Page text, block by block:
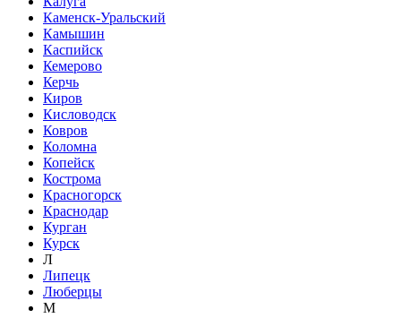
Каменск-Уральский
Камышин
Каспийск
Кемерово
Керчь
Киров
Кисловодск
Ковров
Коломна
Копейск
Кострома
Красногорск
Краснодар
Курган
Курск
Л
Липецк
Люберцы
М